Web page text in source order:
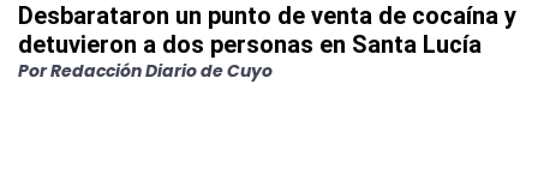
Desbarataron un punto de venta de cocaína y
detuvieron a dos personas en Santa Lucía
PorRedacción Diario de Cuyo